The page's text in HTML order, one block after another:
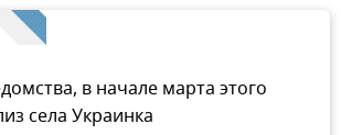
в начале марта этого
села Украинка